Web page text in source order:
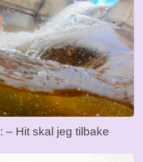
– Hit skal jeg tilbake